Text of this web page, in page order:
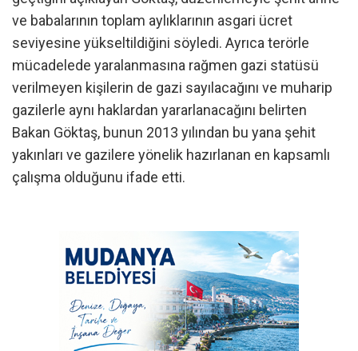
ve babalarının toplam aylıklarının asgari ücret
seviyesine yükseltildiğini söyledi. Ayrıca terörle
mücadelede yaralanmasına rağmen gazi statüsü
verilmeyen kişilerin de gazi sayılacağını ve muharip
gazilerle aynı haklardan yararlanacağını belirten
Bakan Göktaş, bunun 2013 yılından bu yana şehit
yakınları ve gazilere yönelik hazırlanan en kapsamlı
çalışma olduğunu ifade etti.